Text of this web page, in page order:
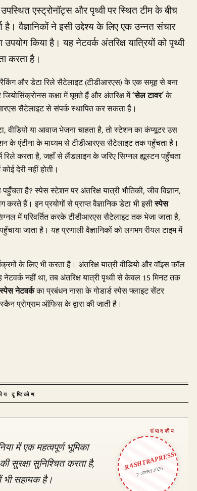
एस्ट्रोनॉट्स और पृथ्वी पर स्थित टीम के बीच
है। वैज्ञानिकों ने इसी उद्देश्य के लिए एक उन्नत संचार
किया है। यह नेटवर्क अंतरिक्ष यात्रियों को पृथ्वी
करता है।
और डेटा रिले सैटेलाइट (टीडीआरएस) के एक समूह से बना
कक्षा में घूमते हैं और अंतरिक्ष में‘सेल टावर’के
सैटेलाइट से संपर्क स्थापित कर सकता है।
वीडियो या आवाज भेजना चाहता है, तो स्टेशन का कंप्यूटर उस
के एंटीना के माध्यम से टीडीआरएस सैटेलाइट तक पहुँचता है।
करता है, जहाँ से लैंडलाइन के जरिए सिग्नल ह्यूस्टन पहुँचता
देरी नहीं होती।
है? स्पेस स्टेशन पर अंतरिक्ष यात्री भौतिकी, जीव विज्ञान,
करते हैं। इन प्रयोगों से प्राप्त वैज्ञानिक डेटा भी इसीस्पेस
में परिवर्तित करके टीडीआरएस सैटेलाइट तक भेजा जाता है,
जाता है। यह प्रणाली वैज्ञानिकों को लगभग रीयल टाइम में
के लिए भी करता है। अंतरिक्ष यात्री वीडियो और वॉइस कॉल
नहीं था, तब अंतरिक्ष यात्री पृथ्वी से केवल 15 मिनट तक
स्पेस नेटवर्कका प्रबंधन नासा के गोडार्ड स्पेस फ्लाइट सेंटर
प्रोग्राम ऑफिस के द्वारा की जाती है।
दृष्टिकोण
में एक महत्वपूर्ण भूमिका
सुरक्षा सुनिश्चित करता है,
भी सहायक है।
RASHTRAPRESS
7 अगस्त 2026